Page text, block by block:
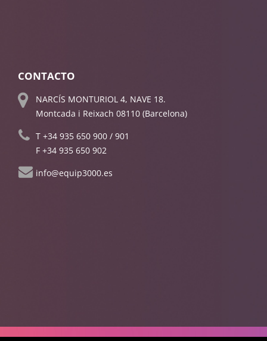
CONTACTO
NARCÍS MONTURIOL 4, NAVE 18.
Montcada i Reixach 08110 (Barcelona)
T +34 935 650 900 / 901
F +34 935 650 902
info@equip3000.es